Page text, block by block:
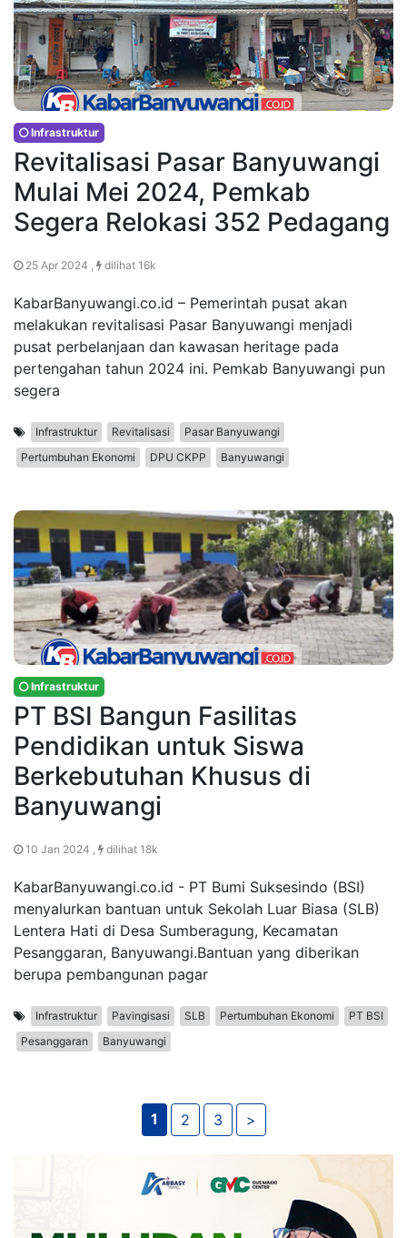
Infrastruktur
Revitalisasi Pasar Banyuwangi
Mulai Mei 2024, Pemkab
Segera Relokasi 352 Pedagang
25 Apr 2024 , dilihat 16k
KabarBanyuwangi.co.id – Pemerintah pusat akan
melakukan revitalisasi Pasar Banyuwangi menjadi
pusat perbelanjaan dan kawasan heritage pada
pertengahan tahun 2024 ini. Pemkab Banyuwangi pun
segera
Infrastruktur Revitalisasi
Pasar Banyuwangi
Pertumbuhan Ekonomi
DPU CKPP Banyuwangi
Infrastruktur
PT BSI Bangun Fasilitas
Pendidikan untuk Siswa
Berkebutuhan Khusus di
Banyuwangi
10 Jan 2024 , dilihat 18k
KabarBanyuwangi.co.id - PT Bumi Suksesindo (BSI)
menyalurkan bantuan untuk Sekolah Luar Biasa (SLB)
Lentera Hati di Desa Sumberagung, Kecamatan
Pesanggaran, Banyuwangi.Bantuan yang diberikan
berupa pembangunan pagar
Infrastruktur Pavingisasi SLB Pertumbuhan Ekonomi
PT BSI
Pesanggaran
Banyuwangi
1 2 3 >